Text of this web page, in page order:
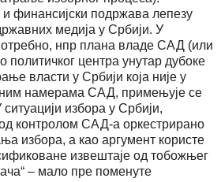
финансијски подржава лепезу
медија у Србији. У
нпр плана владе САД (или
политичког центра унутар дубоке
власти у Србији која није у
намерама САД, примењује се
избора у Србији,
контролом САД-а оркестрирано
избора, а као аргумент користе
извештаје од тобожњег
– мало пре поменуте